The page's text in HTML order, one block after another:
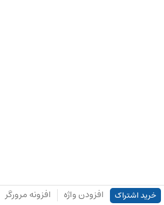
خرید اشتراک افزودن واژه افزونه مرورگر